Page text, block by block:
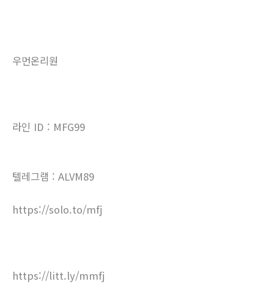
우먼온리원
라인 ID : MFG99
텔레그램 : ALVM89
https://solo.to/mfj
https://litt.ly/mmfj